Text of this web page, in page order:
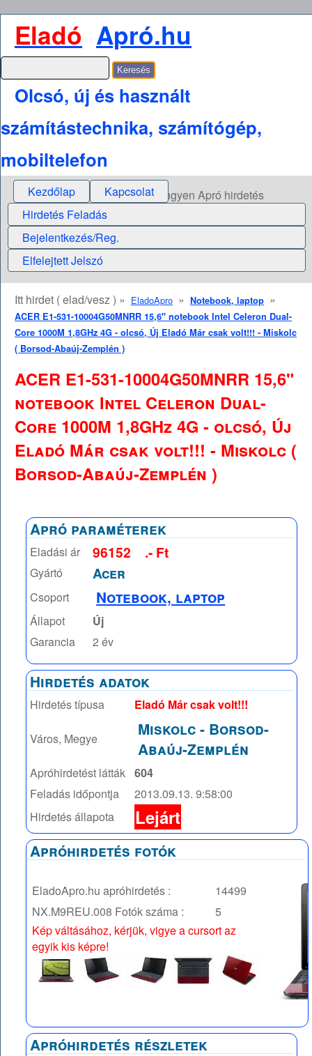
Eladó Apró.hu
Olcsó, új és használt
számítástechnika, számítógép,
mobiltelefon
Kezdőlap Kapcsolat
Ingyen Apró hirdetés
Hirdetés Feladás
Bejelentkezés/Reg.
Elfelejtett Jelszó
Itt hirdet ( elad/vesz ) » EladoApro » Notebook, laptop »
ACER E1-531-10004G50MNRR 15,6" notebook Intel Celeron Dual-
Core 1000M 1,8GHz 4G - olcsó, Új Eladó Már csak volt!!! - Miskolc
( Borsod-Abaúj-Zemplén )
ACER E1-531-10004G50MNRR 15,6"
notebook Intel Celeron Dual-
Core 1000M 1,8GHz 4G - olcsó, Új
Eladó Már csak volt!!! - Miskolc (
Borsod-Abaúj-Zemplén )
Apró paraméterek
Eladási ár 96152 .- Ft
Gyártó Acer
Csoport Notebook, laptop
Állapot
Új
Garancia
2 év
Hirdetés adatok
Hirdetés típusa Eladó Már csak volt!!!
Város, Megye Miskolc- Borsod-
Abaúj-Zemplén
Apróhirdetést látták 604
Feladás időpontja
2013.09.13. 9:58:00
Hirdetés állapota
Lejárt
Apróhirdetés fotók
EladoApro.hu apróhirdetés :
14499
NX.M9REU.008 Fotók száma :
5
Kép váltásához, kérjük, vigye a cursort az
egyik kis képre!
Apróhirdetés részletek